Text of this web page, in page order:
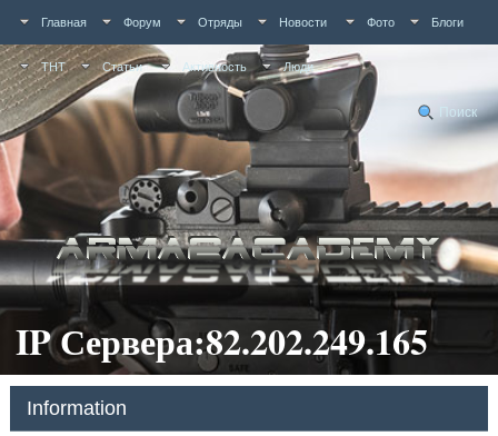
Главная Форум Отряды Новости Фото Блоги
ТНТ Статьи Активность Люди
Поиск
IP Сервера:82.202.249.165
Information